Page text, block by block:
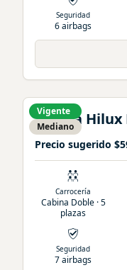
Seguridad
6 airbags
Vigente
Mediano
Toyota Hilux
Precio sugerido
Carrocería
Cabina Doble · 5
plazas
Seguridad
7 airbags